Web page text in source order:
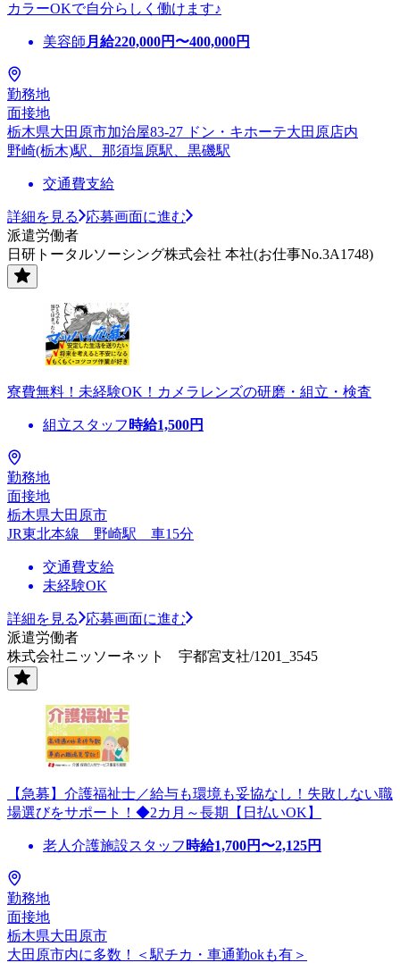
カラーOKで自分らしく働けます♪
美容師 月給220,000円〜400,000円
勤務地
面接地
栃木県大田原市加治屋83-27 ドン・キホーテ大田原店内
野崎(栃木)駅、那須塩原駅、黒磯駅
交通費支給
詳細を見る
応募画面に進む
派遣労働者
日研トータルソーシング株式会社 本社(お仕事No.3A1748)
寮費無料！未経験OK！カメラレンズの研磨・組立・検査
組立スタッフ 時給1,500円
勤務地
面接地
栃木県大田原市
JR東北本線 野崎駅 車15分
交通費支給
未経験OK
詳細を見る
応募画面に進む
派遣労働者
株式会社ニッソーネット 宇都宮支社/1201_3545
【急募】介護福祉士／給与も環境も妥協なし！失敗しない職
場選びをサポート！◆2カ月～長期【日払いOK】
老人介護施設スタッフ 時給1,700円〜2,125円
勤務地
面接地
栃木県大田原市
大田原市内に多数！＜駅チカ・車通勤okも有＞